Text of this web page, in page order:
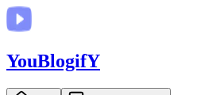
YouBlogifY